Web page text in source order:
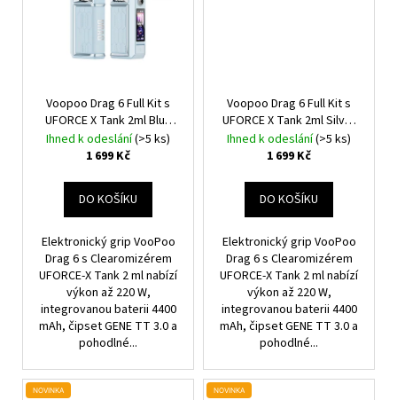
Voopoo Drag 6 Full Kit s
UFORCE X Tank 2ml Blue
4400mAh
Ihned k odeslání(>5 ks)
1 699 Kč
DO KOŠÍKU
Elektronický grip VooPoo
Drag 6 s Clearomizérem
UFORCE-X Tank 2 ml nabízí
výkon až 220 W,
integrovanou baterii 4400
mAh, čipset GENE TT 3.0 a
pohodlné...
Voopoo Drag 6 Full Kit s
UFORCE X Tank 2ml Silver
4400mAh
Ihned k odeslání(>5 ks)
1 699 Kč
DO KOŠÍKU
Elektronický grip VooPoo
Drag 6 s Clearomizérem
UFORCE-X Tank 2 ml nabízí
výkon až 220 W,
integrovanou baterii 4400
mAh, čipset GENE TT 3.0 a
pohodlné...
NOVINKA NOVINKA